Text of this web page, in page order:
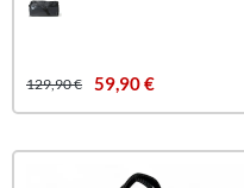
129,90 € 59,90 €